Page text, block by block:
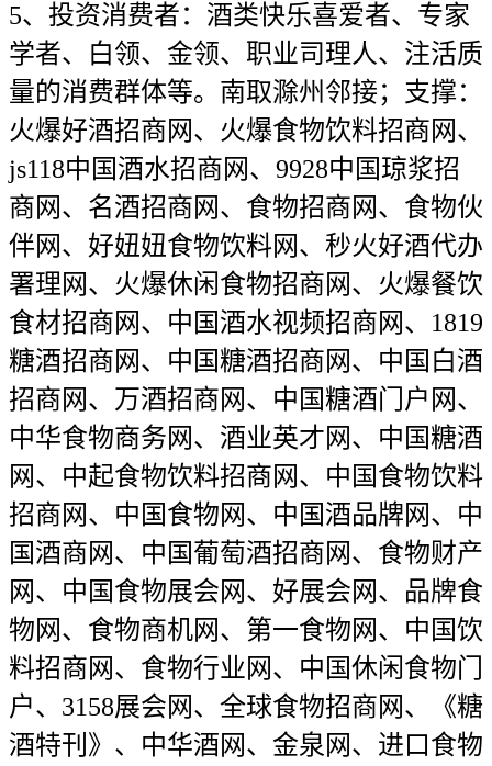
5、投资消费者：酒类快乐喜爱者、专家
学者、白领、金领、职业司理人、注活质
量的消费群体等。南取滁州邻接；支撑：
火爆好酒招商网、火爆食物饮料招商网、
js118中国酒水招商网、9928中国琼浆招
商网、名酒招商网、食物招商网、食物伙
伴网、好妞妞食物饮料网、秒火好酒代办
署理网、火爆休闲食物招商网、火爆餐饮
食材招商网、中国酒水视频招商网、1819
糖酒招商网、中国糖酒招商网、中国白酒
招商网、万酒招商网、中国糖酒门户网、
中华食物商务网、酒业英才网、中国糖酒
网、中起食物饮料招商网、中国食物饮料
招商网、中国食物网、中国酒品牌网、中
国酒商网、中国葡萄酒招商网、食物财产
网、中国食物展会网、好展会网、品牌食
物网、食物商机网、第一食物网、中国饮
料招商网、食物行业网、中国休闲食物门
户、3158展会网、全球食物招商网、《糖
酒特刊》、中华酒网、金泉网、进口食物